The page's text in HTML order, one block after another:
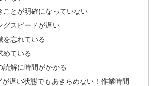
ことが明確になっていない
グスピードが遅い
を忘れている
めている
読解に時間がかかる
が遅い状態でもあきらめない！作業時間